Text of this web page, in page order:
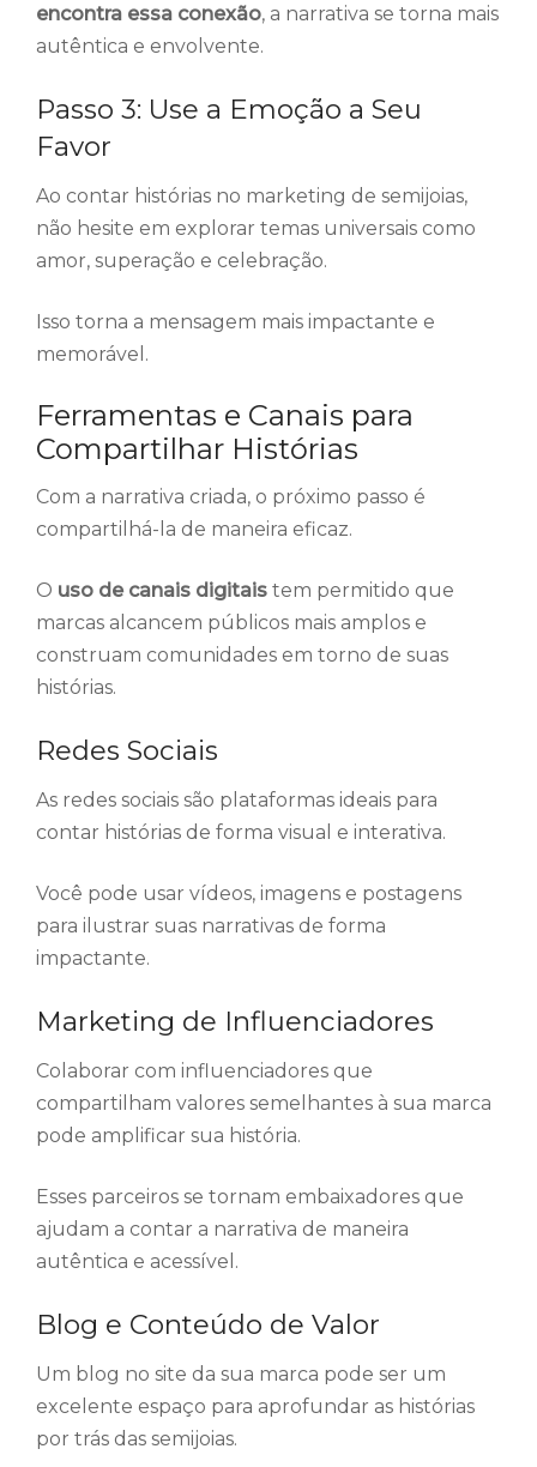
encontra essa conexão, a narrativa se torna mais
autêntica e envolvente.
Passo 3: Use a Emoção a Seu
Favor
Ao contar histórias no marketing de semijoias,
não hesite em explorar temas universais como
amor, superação e celebração.
Isso torna a mensagem mais impactante e
memorável.
Ferramentas e Canais para
Compartilhar Histórias
Com a narrativa criada, o próximo passo é
compartilhá-la de maneira eficaz.
O uso de canais digitais tem permitido que
marcas alcancem públicos mais amplos e
construam comunidades em torno de suas
histórias.
Redes Sociais
As redes sociais são plataformas ideais para
contar histórias de forma visual e interativa.
Você pode usar vídeos, imagens e postagens
para ilustrar suas narrativas de forma
impactante.
Marketing de Influenciadores
Colaborar com influenciadores que
compartilham valores semelhantes à sua marca
pode amplificar sua história.
Esses parceiros se tornam embaixadores que
ajudam a contar a narrativa de maneira
autêntica e acessível.
Blog e Conteúdo de Valor
Um blog no site da sua marca pode ser um
excelente espaço para aprofundar as histórias
por trás das semijoias.